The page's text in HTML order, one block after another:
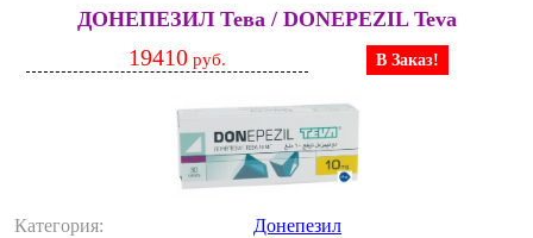
ДОНЕПЕЗИЛ Тева / DONEPEZIL Teva
19410руб. В Заказ!
Категория:
Донепезил